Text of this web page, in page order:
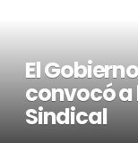
El
convocó a
Sindical